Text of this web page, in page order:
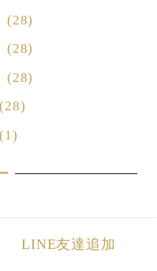
(28)
(28)
(28)
(28)
(1)
LINE友達追加